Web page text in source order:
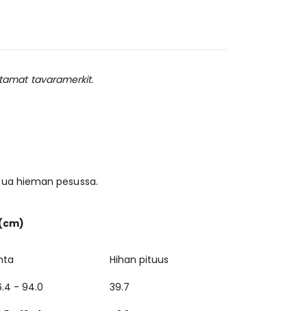
tavaramerkit.
hieman pesussa.
Hihan pituus
- 94.0
39.7